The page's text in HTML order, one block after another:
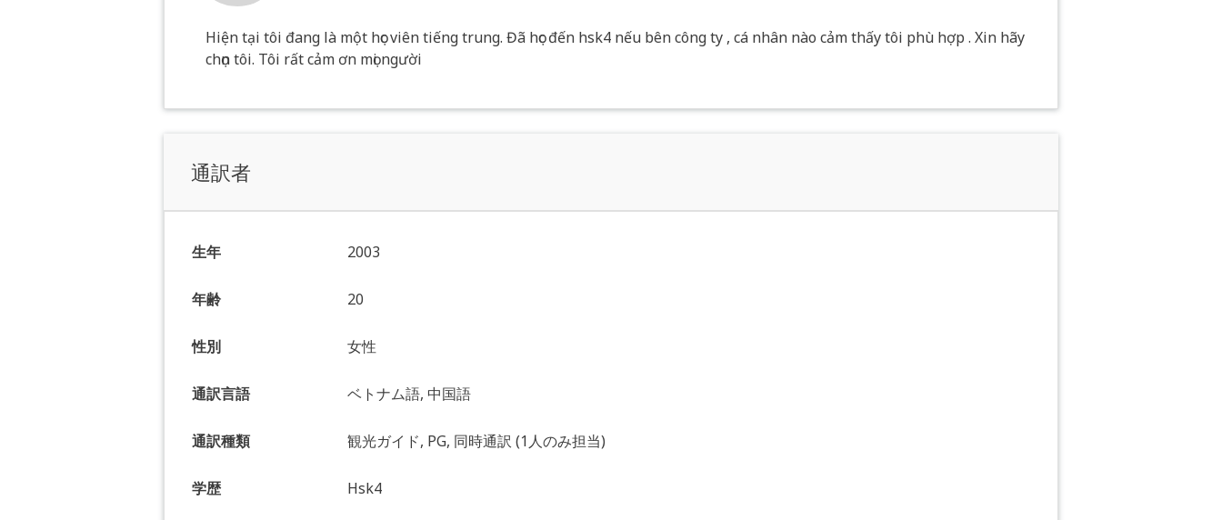
Hiện tại tôi đang là một học viên tiếng trung. Đã học đến hsk4 nếu bên công ty , cá nhân nào cảm thấy tôi phù hợp . Xin hãy
chọn tôi. Tôi rất cảm ơn mọi người
通訳者
生年 2003
年齢 20
性別 女性
通訳言語 ベトナム語, 中国語
通訳種類 観光ガイド, PG, 同時通訳 (1人のみ担当)
学歴 Hsk4